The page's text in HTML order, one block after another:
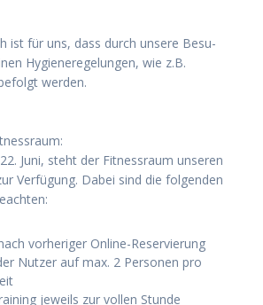
ist für uns, dass durch unse­re Besu­
Hygie­ne­re­ge­lun­gen, wie z.B.
wer­den.
Juni, steht der Fit­ness­raum unse­ren
Ver­fü­gung. Dabei sind die fol­gen­den
vor­he­ri­ger Online-Reservierung
Nut­zer auf max. 2 Per­so­nen pro
jeweils zur vol­len Stunde